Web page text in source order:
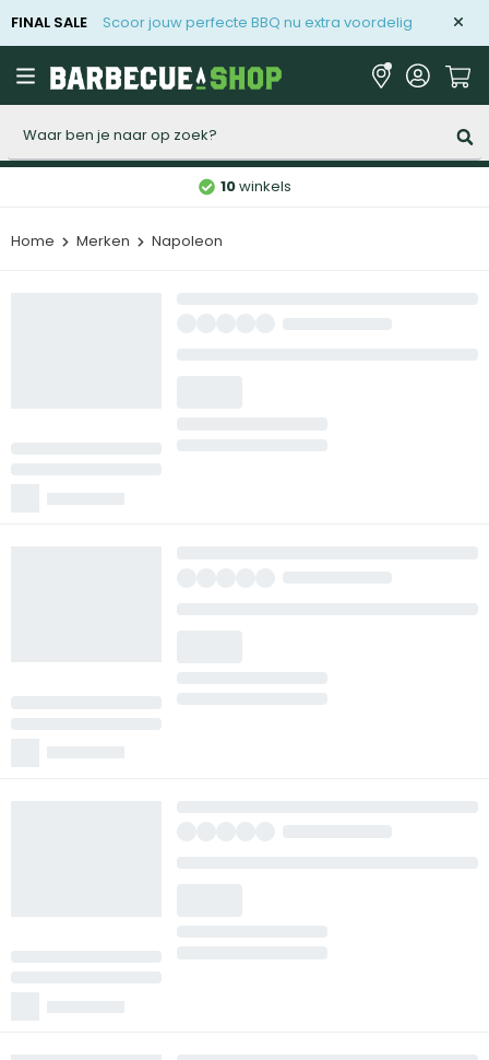
FINAL SALE Scoor jouw perfecte BBQ nu extra voordelig
10winkels
Home Merken Napoleon